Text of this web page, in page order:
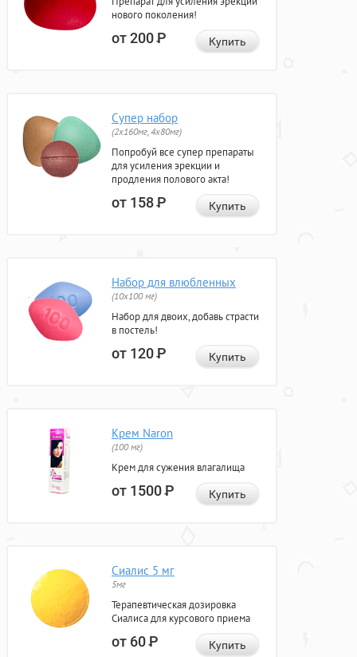
нового поколения!
от 200Р Купить
Супер набор
(2х160мг, 4х80мг)
Попробуй все супер препараты
для усиления эрекции и
продления полового акта!
от 158Р Купить
Набор для влюбленных
(10х100 мг)
Набор для двоих, добавь страсти
в постель!
от 120Р Купить
Крем Naron
(100 мг)
Крем для сужения влагалища
от 1500Р Купить
Сиалис 5 мг
5мг
Терапевтическая дозировка
Сиалиса для курсового приема
от 60Р Купить